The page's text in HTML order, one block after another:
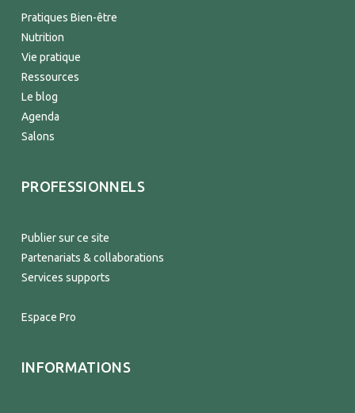
Pratiques Bien-être
Nutrition
Vie pratique
Ressources
Le blog
Agenda
Salons
PROFESSIONNELS
Publier sur ce site
Partenariats & collaborations
Services supports
Espace Pro
INFORMATIONS